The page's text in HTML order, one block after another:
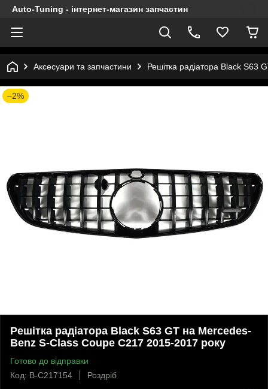
Auto-Tuning - інтернет-магазин запчастин
Аксесуари та запчастини Решітка радіатора Black S63
–2%
Решітка радіатора Black S63 GT на Mercedes-
Benz S-Class Coupe C217 2015-2017 року
Готово до відправки
Код: B-C217154
Роздріб